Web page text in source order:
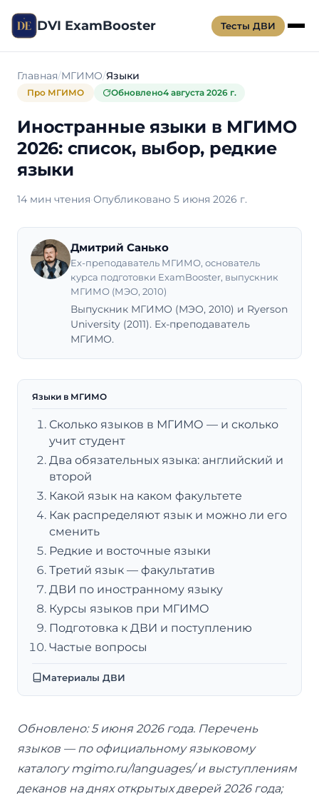
DVI ExamBooster Тесты ДВИ
Главная МГИМО Языки
Про МГИМО Обновлено4 августа 2026 г.
Иностранные языки в МГИМО
2026: список, выбор, редкие
языки
14 мин чтения·Опубликовано 5 июня 2026 г.
Дмитрий Санько
Ex-преподаватель МГИМО, основатель
курса подготовки ExamBooster, выпускник
МГИМО (МЭО, 2010)
Выпускник МГИМО (МЭО, 2010) и Ryerson
University (2011). Ex-преподаватель
МГИМО.
Языки в МГИМО
Сколько языков в МГИМО — и сколько
учит студент
Два обязательных языка: английский и
второй
Какой язык на каком факультете
Как распределяют язык и можно ли его
сменить
Редкие и восточные языки
Третий язык — факультатив
ДВИ по иностранному языку
Курсы языков при МГИМО
Подготовка к ДВИ и поступлению
Частые вопросы
Материалы ДВИ
Обновлено: 5 июня 2026 года. Перечень
языков — по официальному языковому
каталогу mgimo.ru/languages/ и выступлениям
деканов на днях открытых дверей 2026 года;